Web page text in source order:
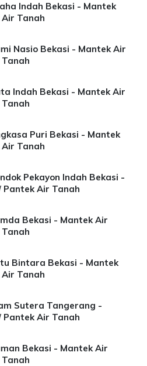
Indah Bekasi - Mantek
Tanah
Nasio Bekasi - Mantek Air
Indah Bekasi - Mantek Air
Puri Bekasi - Mantek
Tanah
Pekayon Indah Bekasi -
Pantek Air Tanah
Bekasi - Mantek Air
Bintara Bekasi - Mantek
Tanah
Sutera Tangerang -
Pantek Air Tanah
Bekasi - Mantek Air